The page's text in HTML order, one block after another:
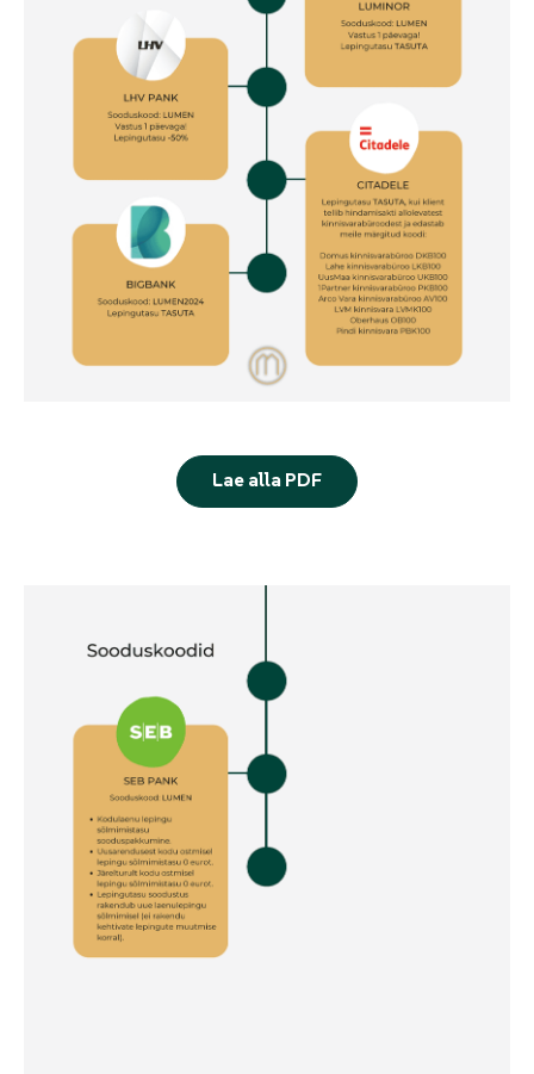
Lae alla PDF